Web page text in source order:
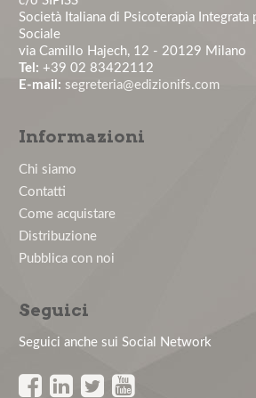
Master in Psicologia Clinica
Nuovo numero del Journal of
MODO ECCELLENTE
Società Italiana di Psicoterapia Integrata
Sociale
via Camillo Hajech, 12 - 20129 Milano
Tel: +39 02 83422112
E-mail: segreteria@edizionifs.com
Informazioni
Chi siamo
Contatti
Come acquistare
Distribuzione
Pubblica con noi
Seguici
Seguici anche sui Social Network